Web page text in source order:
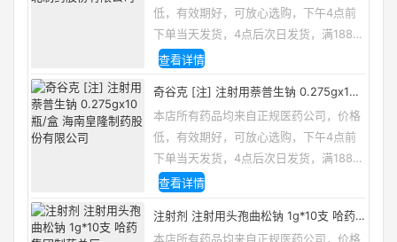
低，有效期好，可放心选购，下午4点前
下单当天发货，4点后次日发货，满188包
邮，咨询电话/微信：13335162133
查看详情
奇谷克 [注] 注射用萘普生钠 0.275gx10
瓶/盒 海南皇隆制药股份有限公司
本店所有药品均来自正规医药公司，价格
低，有效期好，可放心选购，下午4点前
下单当天发货，4点后次日发货，满188包
邮，咨询电话/微信：13335162133
查看详情
注射剂 注射用头孢曲松钠 1g*10支 哈药
集团制药总厂
本店所有药品均来自正规医药公司，价格